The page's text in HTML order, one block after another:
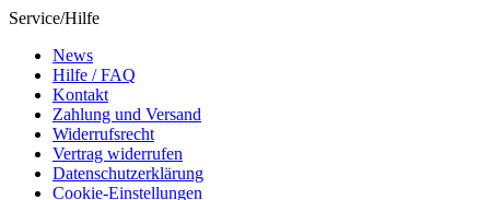
Service/Hilfe
News
Hilfe / FAQ
Kontakt
Zahlung und Versand
Widerrufsrecht
Vertrag widerrufen
Datenschutzerklärung
Cookie-Einstellungen